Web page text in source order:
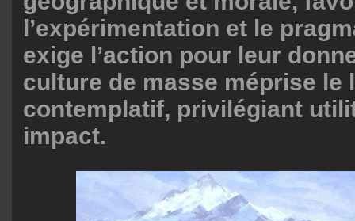
l’expérimentation et le
exige l’action pour leur
culture de masse méprise le
contemplatif, privilégiant
impact.